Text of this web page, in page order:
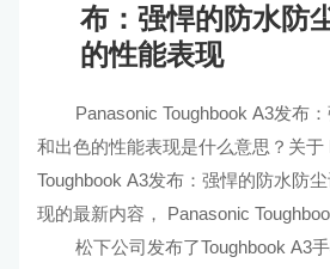
布：强悍的防水防
的性能表现
Panasonic Toughbook A3发布
和出色的性能表现是什么意思？关于
Toughbook A3发布：强悍的防水防
现的最新内容， Panasonic
水防尘设计和出色的性能表现的解
松下公司发布了Toughbook A3